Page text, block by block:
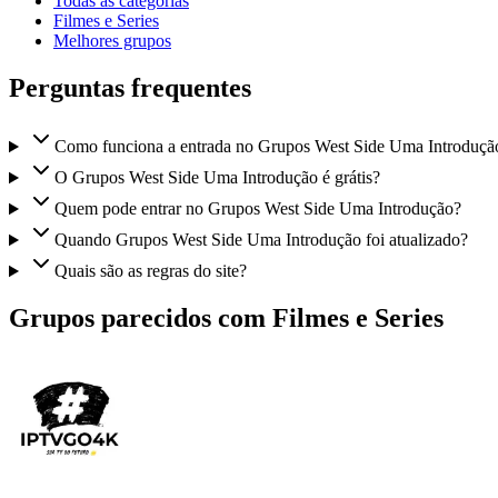
Filmes e Series
Melhores grupos
Perguntas frequentes
Como funciona a entrada no Grupos West Side Uma
O Grupos West Side Uma Introdução é grátis?
Quem pode entrar no Grupos West Side Uma Introdução?
Quando Grupos West Side Uma Introdução foi atualizado?
Quais são as regras do site?
Grupos parecidos com Filmes e Series